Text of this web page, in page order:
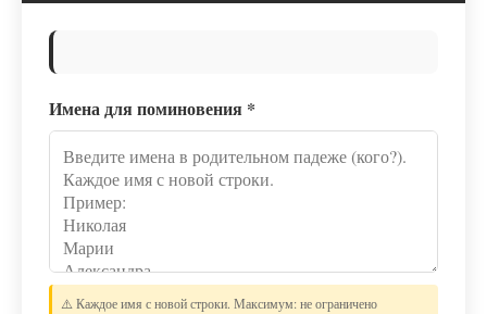
Имена для поминовения *
⚠️ Каждое имя с новой строки. Максимум: не ограничено